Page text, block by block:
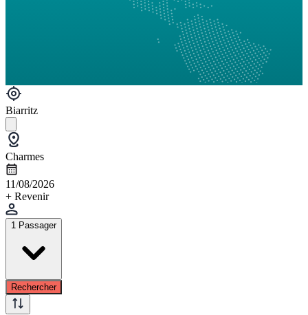
Biarritz
Charmes
11/08/2026
+ Revenir
1 Passager
Rechercher